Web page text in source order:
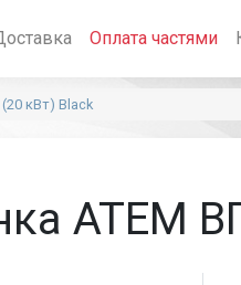
Оплата частями
кВт) Black
АТЕМ